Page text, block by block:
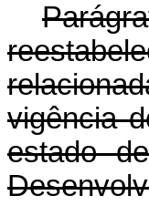
vigência
estado